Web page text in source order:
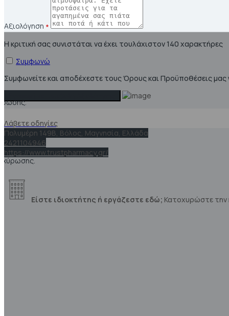
Αξιολόγηση *
Η κριτική σας συνιστάται να έχει τουλάχιστον 140 χαρακτήρες
Συμφωνώ
Συμφωνείτε και αποδέχεστε τους Όρους και Προϋποθέσεις μας
Λάβετε οδηγίες
Πολυμέρη 149Β, Βόλος, Μαγνησία, Ελλάδα
2421104946
https://www.trustpharmacy.gr/
Είστε ιδιοκτήτης ή εργάζεστε εδώ; Κατοχυρώστε